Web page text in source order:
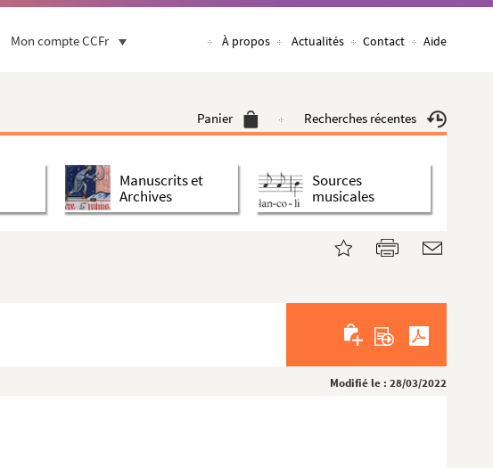
Mon compte CCFr À propos Actualités Contact Aide
Panier Recherches récentes
Manuscrits et
Archives
Sources
musicales
Modifié le : 28/03/2022